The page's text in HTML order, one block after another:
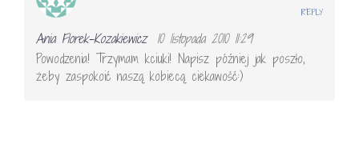
Ania Florek-Kozakiewicz
10 listopada 2010 11:29
Powodzenia! Trzymam kciuki! Napisz później jak poszło,
żeby zaspokoić naszą kobiecą ciekawość:)
REPLY